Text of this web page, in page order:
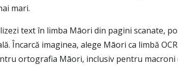
mari.
text în limba Māori din pagini scanate,
Încarcă imaginea, alege Māori ca limbă
ortografia Māori, inclusiv pentru